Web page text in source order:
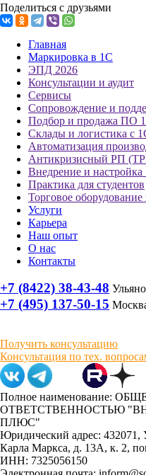
Поделиться с друзьями
Главная
Маркировка в 1С
ЭПД 2026
Консультации и аудит
Сервисы
Сопровождение и
Подбор и продажа ПО
Склады и логистика с
Автоматизация
Антикризисный РП
Внедрение и настройка
Практика для студентов
Торговое
Услуги
Карьера
Наш опыт
О нас
Контакты
+7 (8422) 38-43-48
+7 (495) 137-50-15
Получить консультацию
Консультация по тех.
Полное наименование:
ОТВЕТСТВЕННОСТЬЮ
ПЛЮС"
Юридический адрес: 432071,
Карла Маркса, д. 13А, к. 2,
ИНН: 7325056150